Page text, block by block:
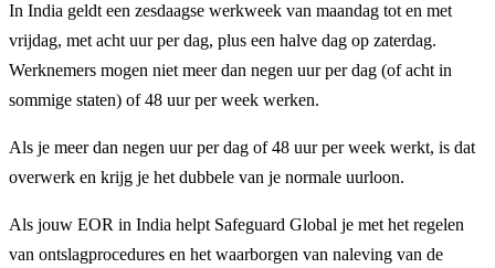
In India geldt een zesdaagse werkweek van maandag tot en met
vrijdag, met acht uur per dag, plus een halve dag op zaterdag.
Werknemers mogen niet meer dan negen uur per dag (of acht in
sommige staten) of 48 uur per week werken.
Als je meer dan negen uur per dag of 48 uur per week werkt, is dat
overwerk en krijg je het dubbele van je normale uurloon.
Als jouw EOR in India helpt Safeguard Global je met het regelen
van ontslagprocedures en het waarborgen van naleving van de